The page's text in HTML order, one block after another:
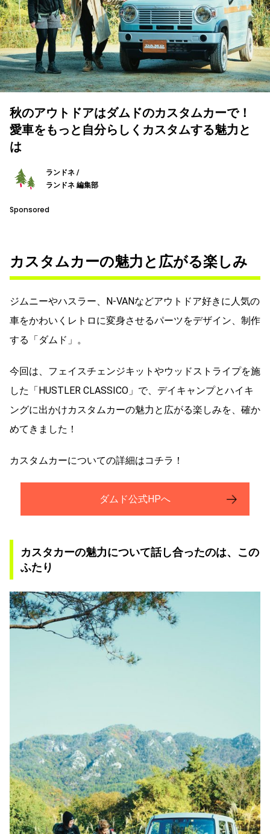
秋のアウトドアはダムドのカスタムカーで！
愛車をもっと自分らしくカスタムする魅力と
は
ランドネ /
ランドネ 編集部
Sponsored
カスタムカーの魅力と広がる楽しみ
ジムニーやハスラー、N-VANなどアウトドア好きに人気の
車をかわいくレトロに変身させるパーツをデザイン、制作
する「ダムド」。
今回は、フェイスチェンジキットやウッドストライプを施
した「HUSTLER CLASSICO」で、デイキャンプとハイキ
ングに出かけカスタムカーの魅力と広がる楽しみを、確か
めてきました！
カスタムカーについての詳細はコチラ！
ダムド公式HPへ
カスタカーの魅力について話し合ったのは、この
ふたり